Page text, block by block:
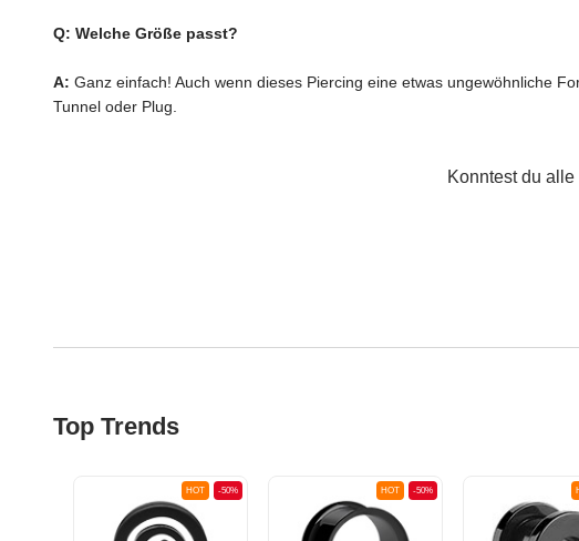
Q: Welche Größe passt?
A: Ganz einfach! Auch wenn dieses Piercing eine etwas ungewöhnliche
Tunnel oder Plug.
Konntest du
Top Trends
-50%
HOT -50%
HOT